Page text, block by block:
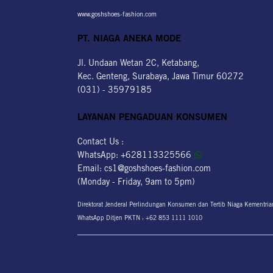
www.goshshoes-fashion.com
PT. NIAGA ANEKA MODE
Jl. Undaan Wetan 2C, Ketabang,
Kec. Genteng, Surabaya, Jawa Timur 60272
(031) - 35979185
LAYANAN PENGADUAN KONSUMEN
Contact Us :
WhatsApp: +628113325566
Email: cs1@goshshoes-fashion.com
(Monday - Friday, 9am to 5pm)
Direktorat Jenderal Perlindungan Konsumen dan Tertib Niaga
WhatsApp Ditjen PKTN : +62 853 1111 1010